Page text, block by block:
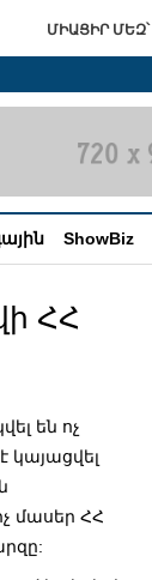
ՄԻԱՑԻՐ ՄԵԶ՝
ShowBiz
ՀՀ
են ոչ
կայացվել
մասեր ՀՀ